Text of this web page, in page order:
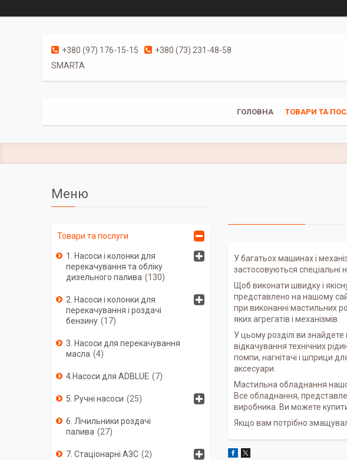
+380 (97) 176-15-15
+380 (73) 231-48-58
SMARTA
ГОЛОВНА ТОВАРИ ТА
У багатьох машинах і
застосовуються спеціальні
Щоб виконати швидку і
представлено на нашому
при виконанні мастильних
яких агрегатів і механізмів.
У цьому розділі ви знайдете
відкачування технічних
помпи, нагнітачі і шприци
аксесуари.
Мастильна обладнання
Все обладнання,
виробника. Ви можете
Якщо вам потрібно
Товари та послуги
1. Насоси і колонки для
перекачування та обліку
дизельного палива
130
2. Насоси і колонки для
перекачування і роздачі
бензину
17
3. Насоси для перекачування
масла
4
4.Насоси для ADBLUE 7
5. Ручні насоси 25
6. Лічильники роздачі
палива
27
7. Стаціонарні АЗС 2